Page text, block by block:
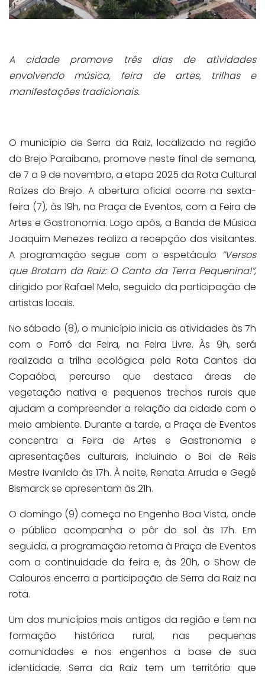
A cidade promove três dias de atividades
envolvendo música, feira de artes, trilhas e
manifestações tradicionais.
O município de Serra da Raiz, localizado na região
do Brejo Paraibano, promove neste final de semana,
de 7 a 9 de novembro, a etapa 2025 da Rota Cultural
Raízes do Brejo. A abertura oficial ocorre na sexta-
feira (7), às 19h, na Praça de Eventos, com a Feira de
Artes e Gastronomia. Logo após, a Banda de Música
Joaquim Menezes realiza a recepção dos visitantes.
A programação segue com o espetáculo “Versos
que Brotam da Raiz: O Canto da Terra Pequenina!”,
dirigido por Rafael Melo, seguido da participação de
artistas locais.
No sábado (8), o município inicia as atividades às 7h
com o Forró da Feira, na Feira Livre. Às 9h, será
realizada a trilha ecológica pela Rota Cantos da
Copaóba, percurso que destaca áreas de
vegetação nativa e pequenos trechos rurais que
ajudam a compreender a relação da cidade com o
meio ambiente. Durante a tarde, a Praça de Eventos
concentra a Feira de Artes e Gastronomia e
apresentações culturais, incluindo o Boi de Reis
Mestre Ivanildo às 17h. À noite, Renata Arruda e Gegê
Bismarck se apresentam às 21h.
O domingo (9) começa no Engenho Boa Vista, onde
o público acompanha o pôr do sol às 17h. Em
seguida, a programação retorna à Praça de Eventos
com a continuidade da feira e, às 20h, o Show de
Calouros encerra a participação de Serra da Raiz na
rota.
Um dos municípios mais antigos da região e tem na
formação histórica rural, nas pequenas
comunidades e nos engenhos a base de sua
identidade. Serra da Raiz tem um território que